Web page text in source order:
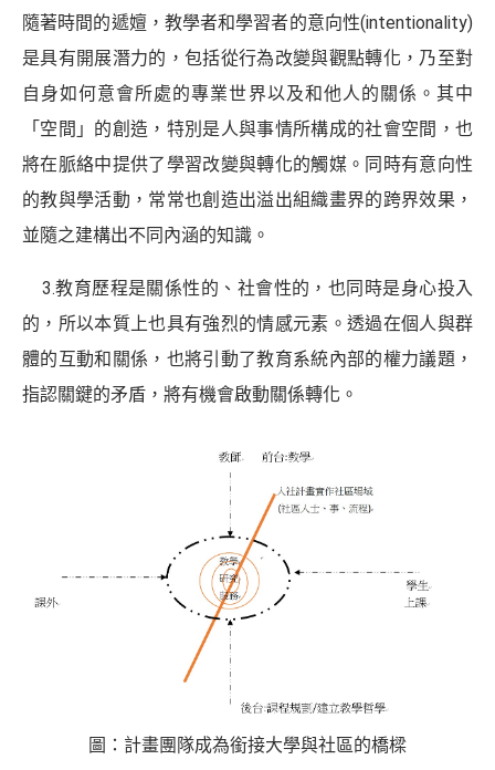
隨著時間的遞嬗，教學者和學習者的意向性(intentionality)
是具有開展潛力的，包括從行為改變與觀點轉化，乃至對
自身如何意會所處的專業世界以及和他人的關係。其中
「空間」的創造，特別是人與事情所構成的社會空間，也
將在脈絡中提供了學習改變與轉化的觸媒。同時有意向性
的教與學活動，常常也創造出溢出組織畫界的跨界效果，
並隨之建構出不同內涵的知識。
3.教育歷程是關係性的、社會性的，也同時是身心投入
的，所以本質上也具有強烈的情感元素。透過在個人與群
體的互動和關係，也將引動了教育系統內部的權力議題，
指認關鍵的矛盾，將有機會啟動關係轉化。
圖：計畫團隊成為銜接大學與社區的橋樑